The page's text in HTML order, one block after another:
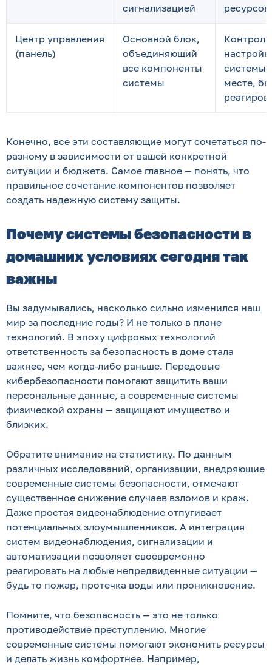
сигнализацией
ресурсов
Центр управления
(панель)
Основной блок,
объединяющий
все компоненты
системы
системы
месте,
Конечно, все эти составляющие могут сочетаться по-
разному в зависимости от вашей конкретной
ситуации и бюджета. Самое главное — понять, что
правильное сочетание компонентов позволяет
создать надежную систему защиты.
Почему системы безопасности в
домашних условиях сегодня так
важны
Вы задумывались, насколько сильно изменился наш
мир за последние годы? И не только в плане
технологий. В эпоху цифровых технологий
ответственность за безопасность в доме стала
важнее, чем когда-либо раньше. Передовые
кибербезопасности помогают защитить ваши
персональные данные, а современные системы
физической охраны — защищают имущество и
близких.
Обратите внимание на статистику. По данным
различных исследований, организации, внедряющие
современные системы безопасности, отмечают
существенное снижение случаев взломов и краж.
Даже простая видеонаблюдение отпугивает
потенциальных злоумышленников. А интеграция
систем видеонаблюдения, сигнализации и
автоматизации позволяет своевременно
реагировать на любые непредвиденные ситуации —
будь то пожар, протечка воды или проникновение.
Помните, что безопасность — это не только
противодействие преступлению. Многие
современные системы помогают экономить ресурсы
и делать жизнь комфортнее. Например,